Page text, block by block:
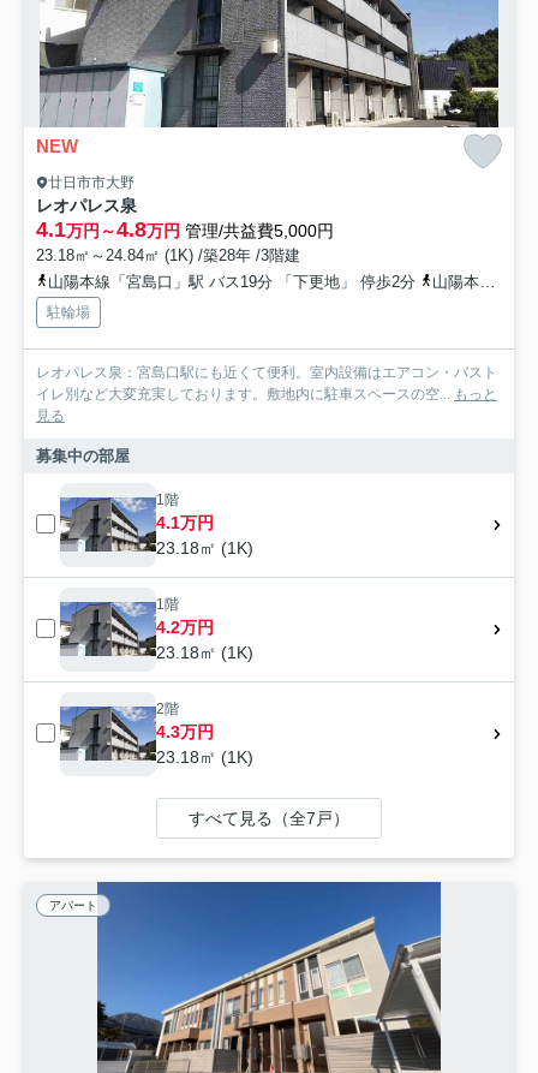
NEW
廿日市市大野
レオパレス泉
4.1万円～4.8万円 管理/共益費5,000円
23.18㎡～24.84㎡ (1K) /築28年 /3階建
山陽本線「宮島口」駅 バス19分 「下更地」 停歩2分
山陽本線「前空」駅 徒歩20分
駐輪場
レオパレス泉：宮島口駅にも近くて便利。室内設備はエアコン・バスト
イレ別など大変充実しております。敷地内に駐車スペースの空... もっと
見る
募集中の部屋
1階
4.1万円
23.18㎡ (1K)
1階
4.2万円
23.18㎡ (1K)
2階
4.3万円
23.18㎡ (1K)
すべて見る（全7戸）
アパート